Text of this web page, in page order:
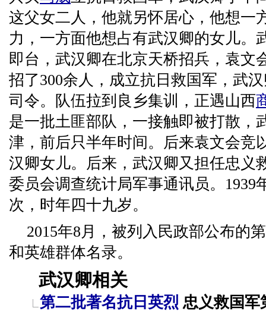
这父女二人，他就另怀居心，他想一
力，一方面他想占有武汉卿的女儿。
即台，武汉卿在北京天桥招兵，袁文
招了300余人，成立抗日救国军，武
司令。队伍拉到良乡集训，正遇山西
是一批土匪部队，一接触即被打散，
津，前后只半年时间。后来袁文会竞
汉卿女儿。后来，武汉卿又担任忠义
委员会调查统计局军事通讯员。1939
次，时年四十九岁。
2015年8月，被列入民政部公布的
和英雄群体名录。
武汉卿相关
第二批著名抗日英烈 忠义救国军